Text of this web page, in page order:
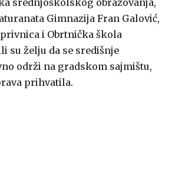
srednjoškolskog obrazovanja,
Gimnazija Fran Galović,
i Obrtnička škola
su želju da se središnje
održi na gradskom sajmištu,
prihvatila.